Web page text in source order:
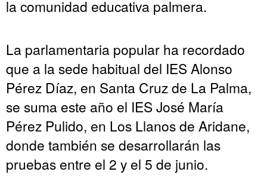
la comunidad educativa palmera.
La parlamentaria popular ha recordado
que a la sede habitual del IES Alonso
Pérez Díaz, en Santa Cruz de La Palma,
se suma este año el IES José María
Pérez Pulido, en Los Llanos de Aridane,
donde también se desarrollarán las
pruebas entre el 2 y el 5 de junio.